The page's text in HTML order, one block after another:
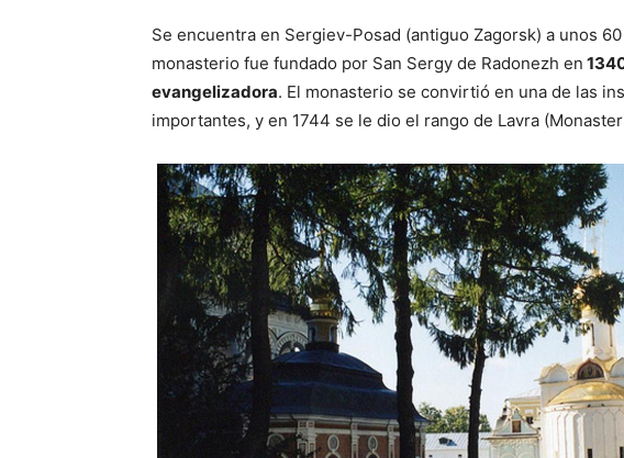
Se encuentra en Sergiev-Posad (antiguo Zagorsk) a unos
monasterio fue fundado por San Sergy de Radonezh en
evangelizadora. El monasterio se convirtió en una de las
importantes, y en 1744 se le dio el rango de Lavra